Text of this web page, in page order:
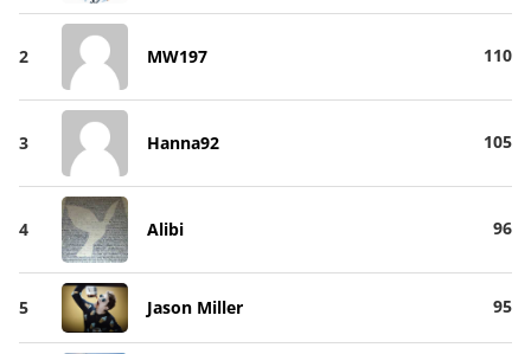
2 MW197 110
3 Hanna92 105
4 Alibi 96
5 Jason Miller 95